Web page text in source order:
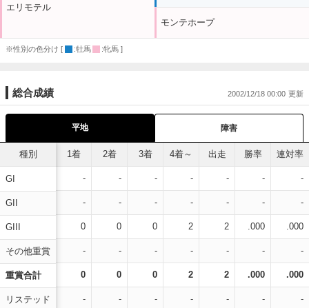
エリモテル
モンテホープ
※性別の色分け [ :牡馬 :牝馬 ]
総合成績 2002/12/18 00:00
平地 障害
種別
GI
GII
GIII
その他重賞
重賞合計
リステッド
1着 2着 3着 4着～ 出走 勝率 連対率
- - - - - - -
- - - - - - -
0 0 0 2 2 .000 .000
- - - - - - -
0 0 0 2 2 .000 .000
- - - - - - -